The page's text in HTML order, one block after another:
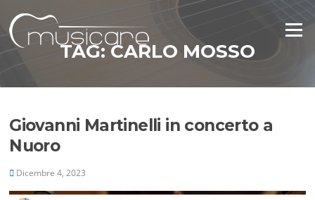
contenuto
Menu
TAG:CARLO MOSSO
Giovanni Martinelli in concerto a
Nuoro
Dicembre 4, 2023